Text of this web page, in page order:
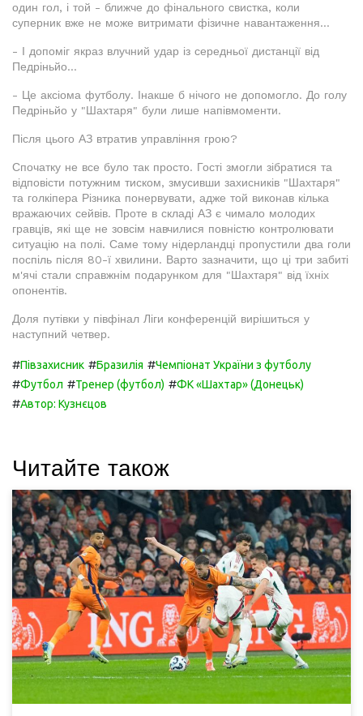
один гол, і той - ближче до фінального свистка, коли
суперник вже не може витримати фізичне навантаження...
- І допоміг якраз влучний удар із середньої дистанції від
Педріньйо...
- Це аксіома футболу. Інакше б нічого не допомогло. До голу
Педріньйо у "Шахтаря" були лише напівмоменти.
Після цього АЗ втратив управління грою?
Спочатку не все було так просто. Гості змогли зібратися та
відповісти потужним тиском, змусивши захисників "Шахтаря"
та голкіпера Різника понервувати, адже той виконав кілька
вражаючих сейвів. Проте в складі АЗ є чимало молодих
гравців, які ще не зовсім навчилися повністю контролювати
ситуацію на полі. Саме тому нідерландці пропустили два голи
поспіль після 80-ї хвилини. Варто зазначити, що ці три забиті
м'ячі стали справжнім подарунком для "Шахтаря" від їхніх
опонентів.
Доля путівки у півфінал Ліги конференцій вирішиться у
наступний четвер.
#Півзахисник #Бразилія #Чемпіонат України з футболу
#Футбол #Тренер (футбол) #ФК «Шахтар» (Донецьк)
#Автор: Кузнєцов
Читайте також